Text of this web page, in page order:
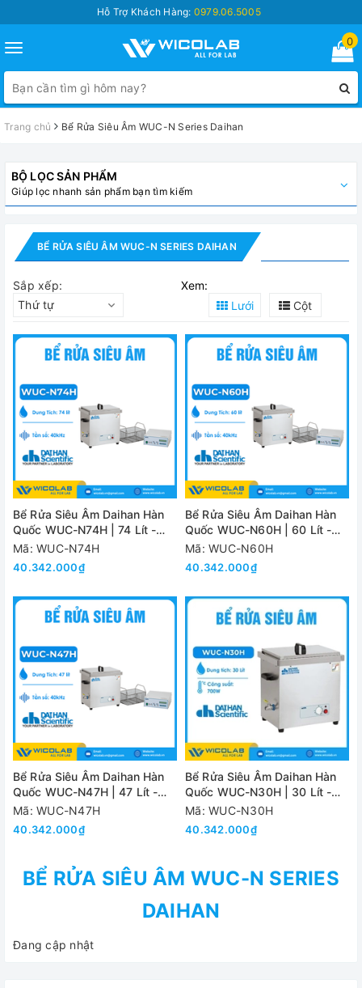
Hỗ Trợ Khách Hàng: 0979.06.5005
Toggle
navigation
0
Trang chủ Bể Rửa Siêu Âm WUC-N Series Daihan
BỘ LỌC SẢN PHẨM
Giúp lọc nhanh sản phẩm bạn tìm kiếm
BỂ RỬA SIÊU ÂM WUC-N SERIES DAIHAN
Sắp xếp:
Thứ tự
Xem:
Lưới
Cột
Bể Rửa Siêu Âm Daihan Hàn
Quốc WUC-N74H | 74 Lít -
Màn Hình LCD
Mã: WUC-N74H
40.342.000₫
Bể Rửa Siêu Âm Daihan Hàn
Quốc WUC-N60H | 60 Lít -
Màn Hình LCD
Mã: WUC-N60H
40.342.000₫
Bể Rửa Siêu Âm Daihan Hàn
Quốc WUC-N47H | 47 Lít -
Màn Hình LCD
Mã: WUC-N47H
40.342.000₫
Bể Rửa Siêu Âm Daihan Hàn
Quốc WUC-N30H | 30 Lít -
Màn Hình LCD
Mã: WUC-N30H
40.342.000₫
BỂ RỬA SIÊU ÂM WUC-N SERIES
DAIHAN
Đang cập nhật